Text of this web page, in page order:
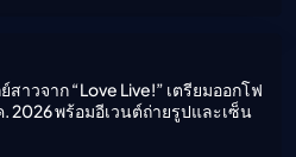
สาวจาก “Love Live!” เตรียมออกโฟ
. 2026 พร้อมอีเวนต์ถ่ายรูปและเซ็น